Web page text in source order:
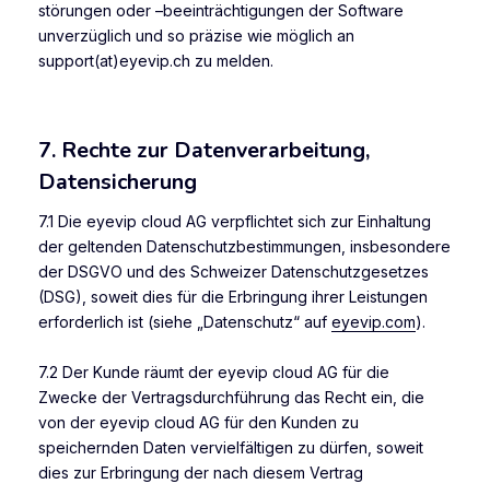
störungen oder –beeinträchtigungen der Software
unverzüglich und so präzise wie möglich an
support(at)eyevip.ch zu melden.
7. Rechte zur Datenverarbeitung,
Datensicherung
7.1 Die eyevip cloud AG verpflichtet sich zur Einhaltung
der geltenden Datenschutzbestimmungen, insbesondere
der DSGVO und des Schweizer Datenschutzgesetzes
(DSG), soweit dies für die Erbringung ihrer Leistungen
erforderlich ist (siehe „Datenschutz“ auf eyevip.com).
7.2 Der Kunde räumt der eyevip cloud AG für die
Zwecke der Vertragsdurchführung das Recht ein, die
von der eyevip cloud AG für den Kunden zu
speichernden Daten vervielfältigen zu dürfen, soweit
dies zur Erbringung der nach diesem Vertrag